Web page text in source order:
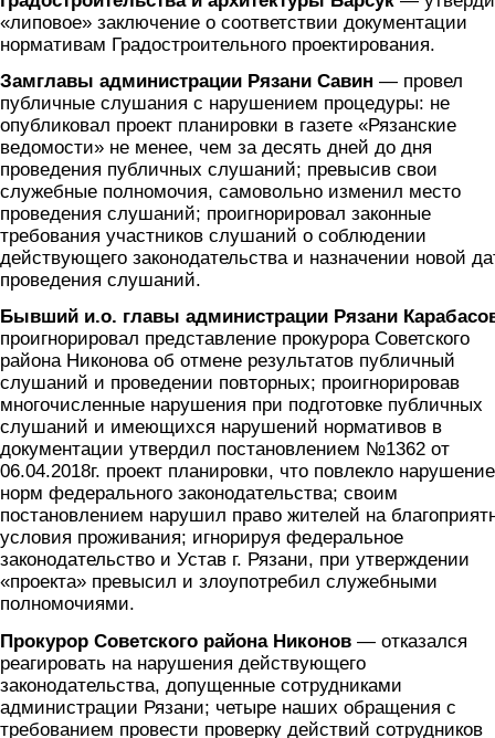
«липовое» заключение о соответствии документации
нормативам Градостроительного проектирования.
Замглавы администрации Рязани Савин — провел
публичные слушания с нарушением процедуры: не
опубликовал проект планировки в газете «Рязанские
ведомости» не менее, чем за десять дней до дня
проведения публичных слушаний; превысив свои
служебные полномочия, самовольно изменил место
проведения слушаний; проигнорировал законные
требования участников слушаний о соблюдении
действующего законодательства и назначении новой
проведения слушаний.
Бывший и.о. главы администрации Рязани
проигнорировал представление прокурора Советского
района Никонова об отмене результатов публичный
слушаний и проведении повторных; проигнорировав
многочисленные нарушения при подготовке публичных
слушаний и имеющихся нарушений нормативов в
документации утвердил постановлением №1362 от
06.04.2018г. проект планировки, что повлекло нарушение
норм федерального законодательства; своим
постановлением нарушил право жителей на
условия проживания; игнорируя федеральное
законодательство и Устав г. Рязани, при утверждении
«проекта» превысил и злоупотребил служебными
полномочиями.
Прокурор Советского района Никонов — отказался
реагировать на нарушения действующего
законодательства, допущенные сотрудниками
администрации Рязани; четыре наших обращения с
требованием провести проверку действий сотрудников